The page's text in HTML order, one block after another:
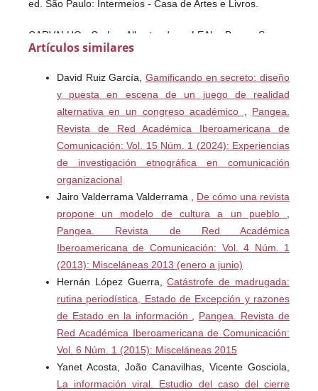
ed. São Paulo: Intermeios - Casa de Artes e Livros.
CARVALHO, Carlos Alberto de ; LEAL, Bruno Souza.
(2012) Jornalismo e homofobia: mapeamentos e
CLARÍN.(1997) Manual de estilo. Buenos Aires: Clarín
Aguilar.
DAVIS, Lennard J. (1983) Factual Fictions: the Origins of
the English Novel. Nova York. Columbia University Press..
ECO, Umberto (1986). Lector in fabula. São Paulo:
Perspectiva.
ERBOLATO, Mario L. (1982). Deontologia da
comunicação social. Petropolis: Vozes.
FOLHA DE S. PAULO (JORNAL). Novo manual da
redação. (1993). 2. ed. São Paulo: Folha de S. Paulo.
FONTCUBERTA, Mar de. (2003) La noticia: pistas para
percibir el mundo. Barcelona: Paidós.
Artículos similares
David Ruiz García, Gamificando en secreto: diseño
y puesta en escena de un juego de realidad
alternativa en un congreso académico
Pangea.
Revista de Red Académica Iberoamericana de
Comunicación: Vol. 15 Núm. 1 (2024): Experiencias
de investigación etnográfica en comunicación
organizacional
Jairo Valderrama Valderrama , De cómo una revista
propone un modelo de cultura a un pueblo
Pangea. Revista de Red Académica
Iberoamericana de Comunicación: Vol. 4 Núm. 1
(2013): Misceláneas 2013 (enero a junio)
Hernán López Guerra,Catástrofe de madrugada:
rutina periodística, Estado de Excepción y razones
de Estado en la información
Pangea. Revista de
Red Académica Iberoamericana de Comunicación:
Vol. 6 Núm. 1 (2015): Misceláneas 2015
Yanet Acosta, João Canavilhas, Vicente Gosciola,
La información viral. Estudio del caso del cierre